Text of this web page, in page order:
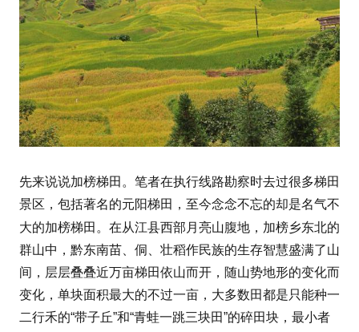
先来说说加榜梯田 。笔者在执行线路勘察时去过很多梯田
景区，包括著名的元阳梯田，至今念念不忘的却是名气不
大的加榜梯田。在从江县西部月亮山腹地， 加榜乡东北的
群山中，黔东南苗、侗、壮稻作民族的生存智慧盛满了山
间，层层叠叠近万亩梯田依山而开，随山势地形的变化而
变化，单块面积最大的不过一亩，大多数田都是只能种一
二行禾的“带子丘”和“青蛙一跳三块田”的碎田块，最小者